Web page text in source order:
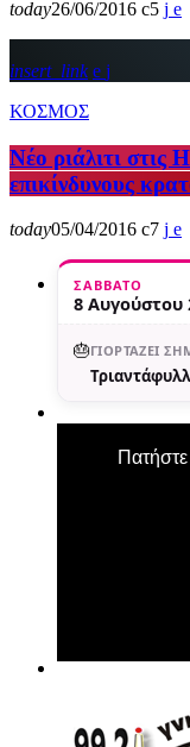
today26/06/2016 5
insert_link
ΚΟΣΜΟΣ
Νέο ριάλιτι στις
επικίνδυνους
today05/04/2016 7
ΣΆΒΒΑΤΟ
8 Αυγούστου
🎂ΓΙΟΡΤΆΖΕΙ